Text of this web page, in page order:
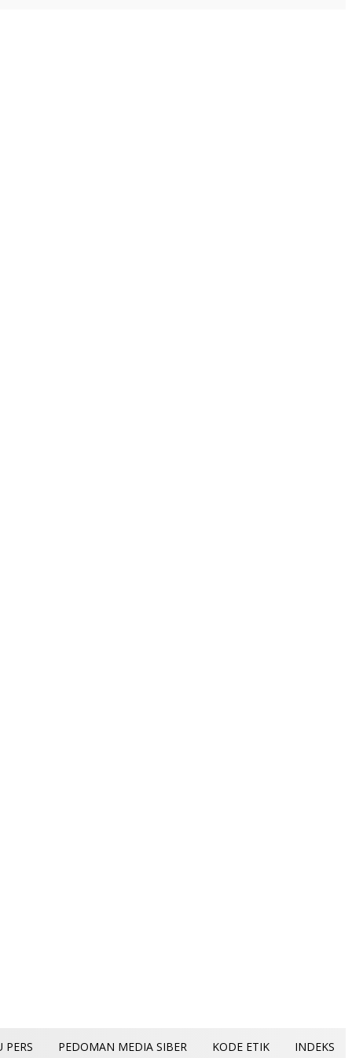
PERS PEDOMAN MEDIA SIBER KODE ETIK INDEKS